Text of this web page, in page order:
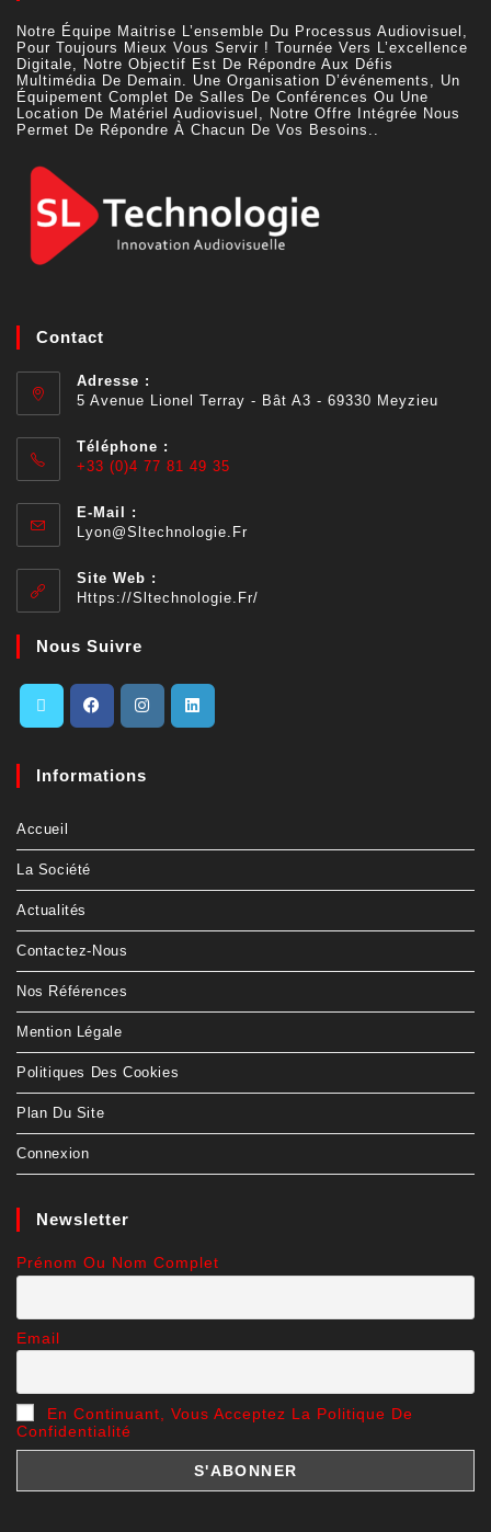
Notre Équipe Maitrise L’ensemble Du Processus Audiovisuel,
Pour Toujours Mieux Vous Servir ! Tournée Vers L’excellence
Digitale, Notre Objectif Est De Répondre Aux Défis
Multimédia De Demain. Une Organisation D’événements, Un
Équipement Complet De Salles De Conférences Ou Une
Location De Matériel Audiovisuel, Notre Offre Intégrée Nous
Permet De Répondre À Chacun De Vos Besoins..
Contact
Adresse :
5 Avenue Lionel Terray - Bât A3 - 69330 Meyzieu
Téléphone :
+33 (0)4 77 81 49 35
E-Mail :
Lyon@sltechnologie.fr
Site Web :
Https://sltechnologie.fr/
Nous Suivre
Informations
Accueil
La Société
Actualités
Contactez-Nous
Nos Références
Mention Légale
Politiques Des Cookies
Plan Du Site
Connexion
Newsletter
Prénom Ou Nom Complet
Email
En Continuant, Vous Acceptez La Politique De
Confidentialité